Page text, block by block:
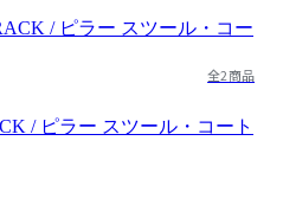
全2商品
/ ピラー スツール・コート